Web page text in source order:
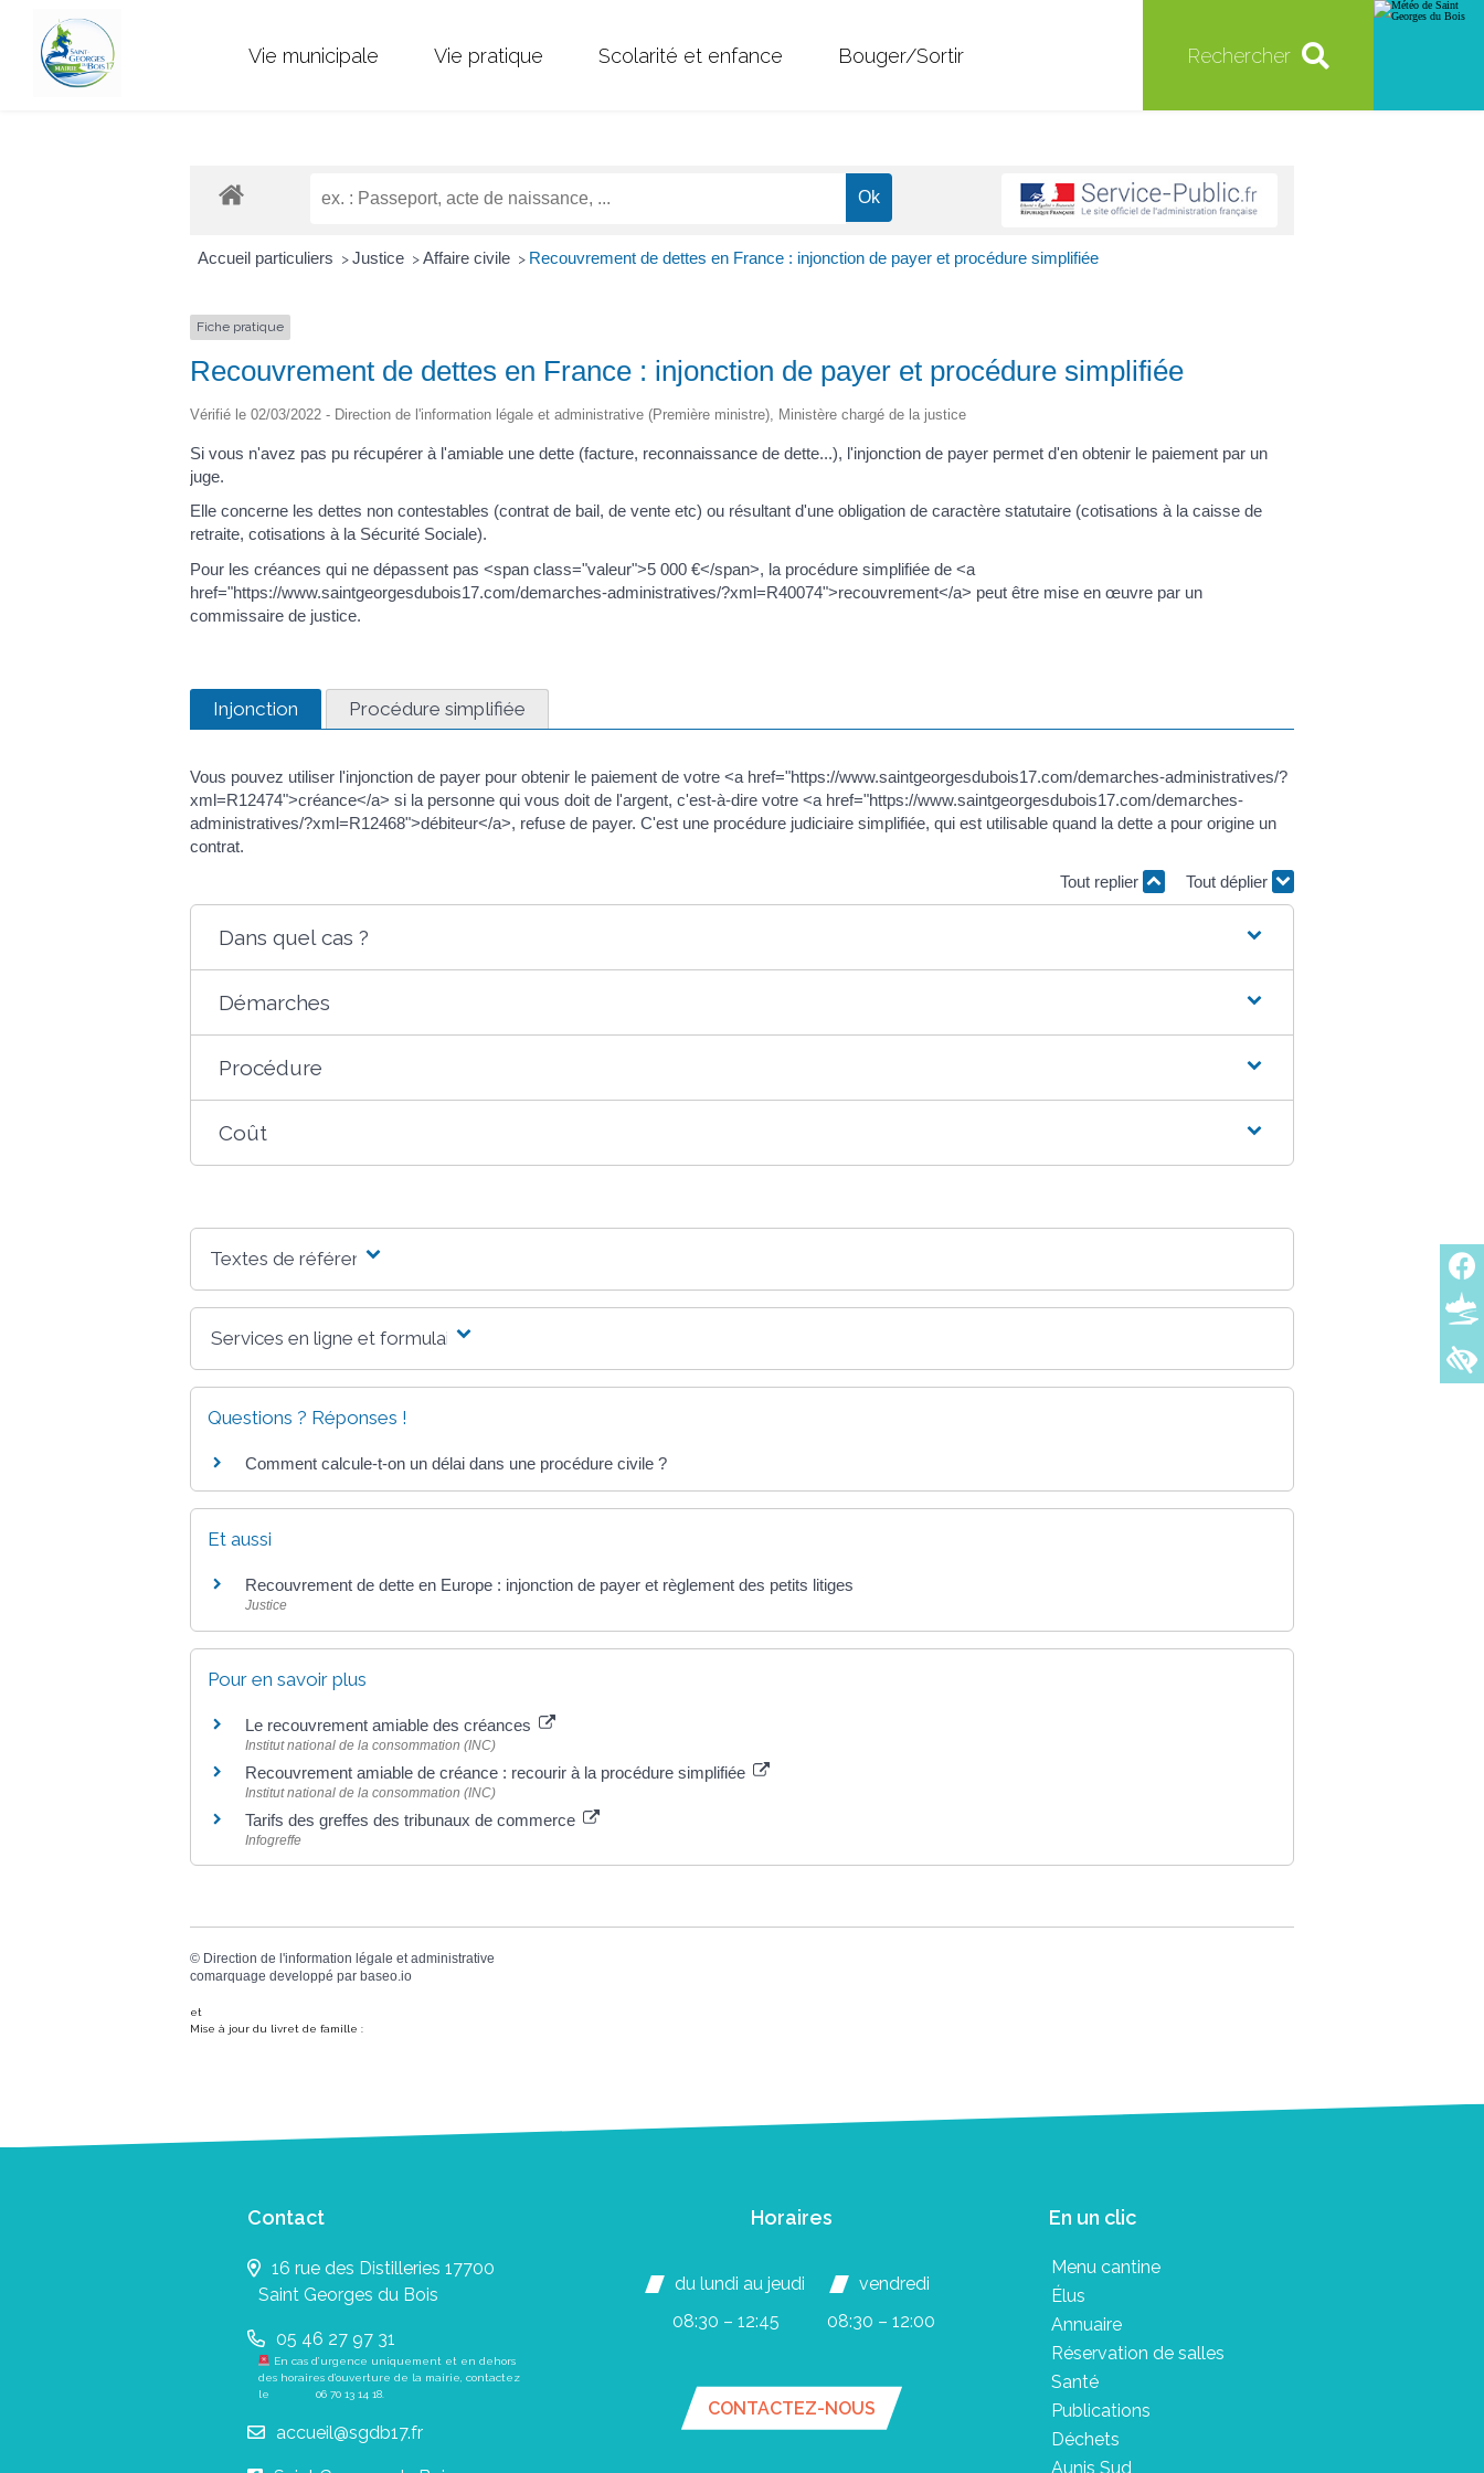
Vie municipale Vie pratique Scolarité et enfance Bouger/Sortir Rechercher
Accueil particuliers > Justice > Affaire civile > Recouvrement de dettes en France : injonction de payer et procédure simplifiée
Fiche pratique
Recouvrement de dettes en France : injonction de payer et procédure simplifiée
Vérifié le 02/03/2022 - Direction de l'information légale et administrative (Première ministre), Ministère chargé de la justice
Si vous n'avez pas pu récupérer à l'amiable une dette (facture, reconnaissance de dette...), l'injonction de payer permet d'en obtenir le paiement par un
juge.
Elle concerne les dettes non contestables (contrat de bail, de vente etc) ou résultant d'une obligation de caractère statutaire (cotisations à la caisse de
retraite, cotisations à la Sécurité Sociale).
Pour les créances qui ne dépassent pas <span class="valeur">5 000 €</span>, la procédure simplifiée de <a
href="https://www.saintgeorgesdubois17.com/demarches-administratives/?xml=R40074">recouvrement</a> peut être mise en œuvre par un
commissaire de justice.
Injonction Procédure simplifiée
Vous pouvez utiliser l'injonction de payer pour obtenir le paiement de votre <a href="https://www.saintgeorgesdubois17.com/demarches-administratives/?
xml=R12474">créance</a> si la personne qui vous doit de l'argent, c'est-à-dire votre <a href="https://www.saintgeorgesdubois17.com/demarches-
administratives/?xml=R12468">débiteur</a>, refuse de payer. C'est une procédure judiciaire simplifiée, qui est utilisable quand la dette a pour origine un
contrat.
Tout replier
Tout déplier
Dans quel cas ?
Démarches
Procédure
Coût
Textes de référence
Services en ligne et formulaires
Questions ? Réponses !
Comment calcule-t-on un délai dans une procédure civile ?
Et aussi
Recouvrement de dette en Europe : injonction de payer et règlement des petits litiges
Justice
Pour en savoir plus
Le recouvrement amiable des créances
Institut national de la consommation (INC)
Recouvrement amiable de créance : recourir à la procédure simplifiée
Institut national de la consommation (INC)
Tarifs des greffes des tribunaux de commerce
Infogreffe
© Direction de l'information légale et administrative
comarquage developpé par baseo.io
et
Mise à jour du livret de famille :
Contact
16 rue des Distilleries 17700
Saint Georges du Bois
05 46 27 97 31
En cas d’urgence uniquement et en dehors
des horaires d’ouverture de la mairie, contactez
le 06 70 13 14 18.
accueil@sgdb17.fr
Horaires
du lundi au jeudi
08:30 – 12:45
vendredi
08:30 – 12:00
CONTACTEZ-NOUS
En un clic
Menu cantine
Élus
Annuaire
Réservation de salles
Santé
Publications
Déchets
Aunis Sud